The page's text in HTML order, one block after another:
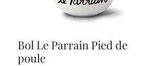
Bol Le Parrain Pied de
poule